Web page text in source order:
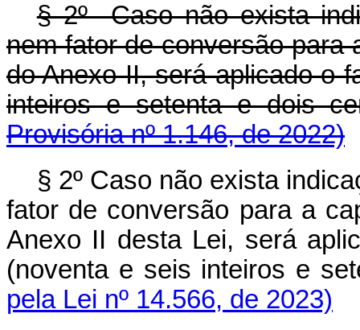
§ 2º Caso não exista
nem fator de conversão para
do Anexo II, será aplicado o
inteiros e setenta e dois
Provisória nº 1.146, de 2022)
§ 2º Caso não exista
fator de conversão para a
Anexo II desta Lei, será
(noventa e seis inteiros e
pela Lei nº 14.566, de 2023)